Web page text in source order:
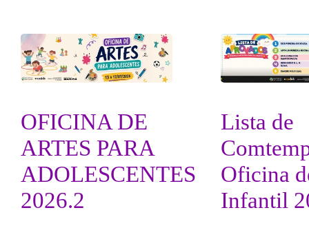
OFICINA DE
ARTES PARA
ADOLESCENTES
2026.2
Lista de
Oficina
Infantil